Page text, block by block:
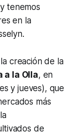
tenemos
en la
creación de la
a la Olla, en
y jueves), que
más
de